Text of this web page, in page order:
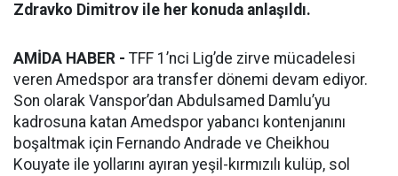
Zdravko Dimitrov ile her konuda anlaşıldı.
AMİDA HABER - TFF 1’nci Lig’de zirve mücadelesi
veren Amedspor ara transfer dönemi devam ediyor.
Son olarak Vanspor’dan Abdulsamed Damlu’yu
kadrosuna katan Amedspor yabancı kontenjanını
boşaltmak için Fernando Andrade ve Cheikhou
Kouyate ile yollarını ayıran yeşil-kırmızılı kulüp, sol